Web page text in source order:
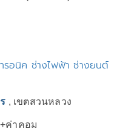
รอนิค ช่างไฟฟ้า ช่างยนต์
, เขตสวนหลวง
ค่าคอม